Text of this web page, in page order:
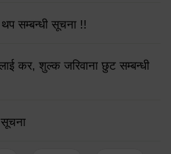
सम्बन्धी सूचना !!
कर, शुल्क जरिवाना छुट सम्बन्धी